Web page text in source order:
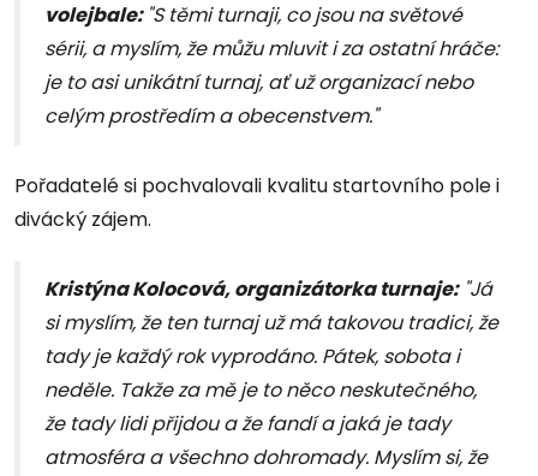
volejbale: "S těmi turnaji, co jsou na světové
sérii, a myslím, že můžu mluvit i za ostatní hráče:
je to asi unikátní turnaj, ať už organizací nebo
celým prostředím a obecenstvem."
Pořadatelé si pochvalovali kvalitu startovního pole i
divácký zájem.
Kristýna Kolocová, organizátorka turnaje:"Já
si myslím, že ten turnaj už má takovou tradici, že
tady je každý rok vyprodáno. Pátek, sobota i
neděle. Takže za mě je to něco neskutečného,
že tady lidi přijdou a že fandí a jaká je tady
atmosféra a všechno dohromady. Myslím si, že